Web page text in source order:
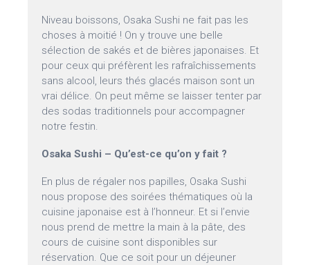
Niveau boissons, Osaka Sushi ne fait pas les
choses à moitié ! On y trouve une belle
sélection de sakés et de bières japonaises. Et
pour ceux qui préfèrent les rafraîchissements
sans alcool, leurs thés glacés maison sont un
vrai délice. On peut même se laisser tenter par
des sodas traditionnels pour accompagner
notre festin.
Osaka Sushi – Qu’est-ce qu’on y fait ?
En plus de régaler nos papilles, Osaka Sushi
nous propose des soirées thématiques où la
cuisine japonaise est à l’honneur. Et si l’envie
nous prend de mettre la main à la pâte, des
cours de cuisine sont disponibles sur
réservation. Que ce soit pour un déjeuner